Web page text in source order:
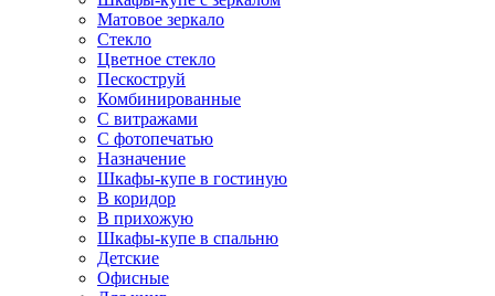
Матовое зеркало
Стекло
Цветное стекло
Пескоструй
Комбинированные
С витражами
С фотопечатью
Назначение
Шкафы-купе в гостиную
В коридор
В прихожую
Шкафы-купе в спальню
Детские
Офисные